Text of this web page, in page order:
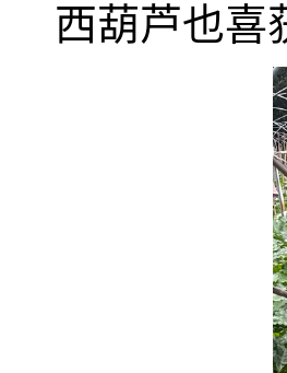
西葫芦也喜